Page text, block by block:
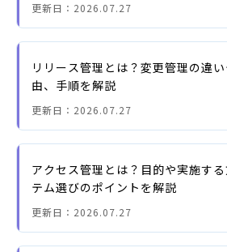
更新日： 2026.07.27
リリース管理とは？変更管理の違
由、手順を解説
更新日： 2026.07.27
アクセス管理とは？目的や実施す
テム選びのポイントを解説
更新日： 2026.07.27